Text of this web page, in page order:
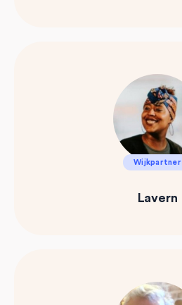
Wijkpartner
Lavern